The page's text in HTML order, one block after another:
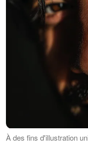
À des fins d'illustration